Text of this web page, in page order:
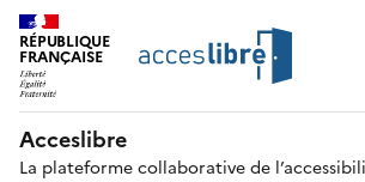
RÉPUBLIQUE
FRANÇAISE
Acceslibre
La plateforme collaborative de